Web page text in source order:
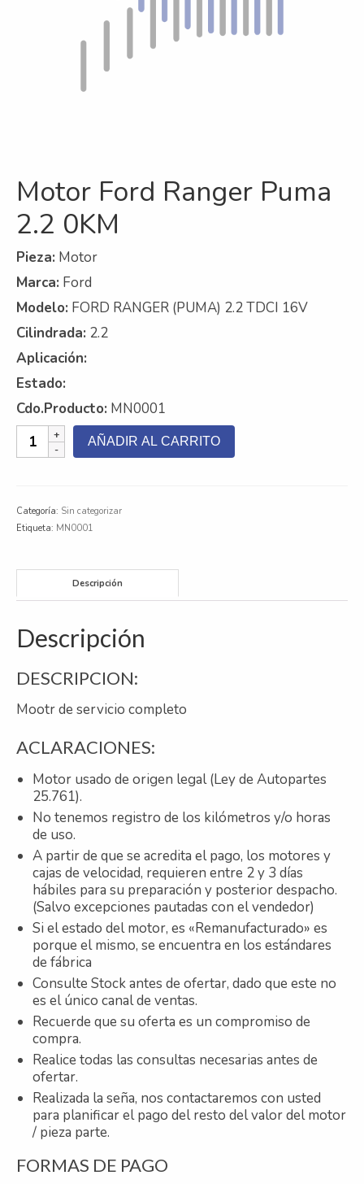
Refrigeración
A campo
Generación
Inyección
Mecanizado
Motores
Turbos
Contacto
Nosotros
Galeria
Motor Ford Ranger Puma
2.2 0KM
Pieza: Motor
Marca: Ford
Modelo: FORD RANGER (PUMA) 2.2 TDCI 16V
Cilindrada: 2.2
Aplicación:
Estado:
Cdo.Producto: MN0001
Motor
Ford
0KM
cantidad
AÑADIR AL CARRITO
Categoría: Sin categorizar
Etiqueta: MN0001
Descripción
Descripción
DESCRIPCION:
Mootr de servicio completo
ACLARACIONES:
Motor usado de origen legal (Ley de Autopartes
25.761).
No tenemos registro de los kilómetros y/o horas
de uso.
A partir de que se acredita el pago, los motores y
cajas de velocidad, requieren entre 2 y 3 días
hábiles para su preparación y posterior despacho.
(Salvo excepciones pautadas con el vendedor)
Si el estado del motor, es «Remanufacturado» es
porque el mismo, se encuentra en los estándares
de fábrica
Consulte Stock antes de ofertar, dado que este no
es el único canal de ventas.
Recuerde que su oferta es un compromiso de
compra.
Realice todas las consultas necesarias antes de
ofertar.
Realizada la seña, nos contactaremos con usted
para planificar el pago del resto del valor del motor
/ pieza parte.
FORMAS DE PAGO